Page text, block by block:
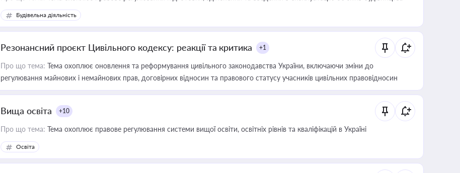
Будівельна діяльність
Резонансний проєкт Цивільного кодексу: реакції та критика +1
Про що тема: Тема охоплює оновлення та реформування цивільного законодавства України, включаючи зміни до
регулювання майнових і немайнових прав, договірних відносин та правового статусу учасників цивільних правовідносин
Вища освіта +10
Про що тема: Тема охоплює правове регулювання системи вищої освіти, освітніх рівнів та кваліфікацій в Україні
Освіта